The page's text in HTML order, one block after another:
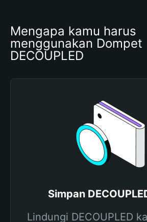
Mengapa kamu harus
menggunakan Dompet
DECOUPLED
Simpan
Lindungi DECOUPLED